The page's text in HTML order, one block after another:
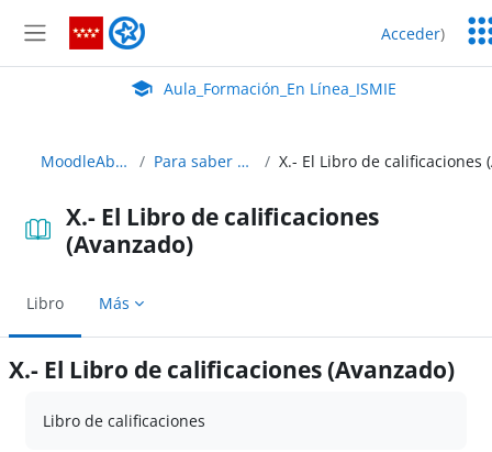
Panel lateral
Aula_Formación_En Línea_ISMIE Acceder)
Aula Virtual de EducaMadrid:
Aula_Formación_En Línea_ISMIE
MoodleAbierto Para saber más...
X.- El Libro de calificaciones
(Avanzado)
Libro Más
X.- El Libro de calificaciones (Avanzado)
Libro de calificaciones